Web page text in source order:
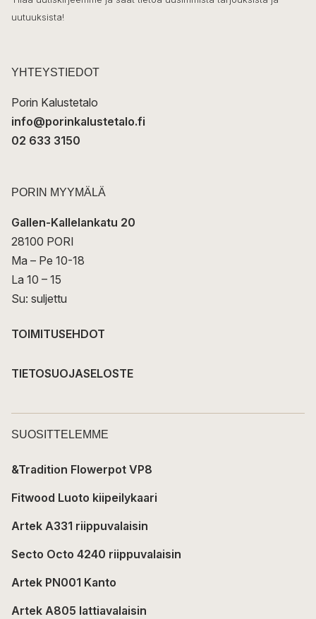
k
t
uutuuksista!
YHTEYSTIEDOT
Porin Kalustetalo
info@porinkalustetalo.fi
02 633 3150
PORIN MYYMÄLÄ
Gallen-Kallelankatu 20
28100 PORI
Ma – Pe 10-18
La 10 – 15
Su: suljettu
TOIMITUSEHDOT
TIETOSUOJASELOSTE
SUOSITTELEMME
&Tradition Flowerpot VP8
Fitwood Luoto kiipeilykaari
Artek A331 riippuvalaisin
Secto Octo 4240 riippuvalaisin
Artek PN001 Kanto
Artek A805 lattiavalaisin